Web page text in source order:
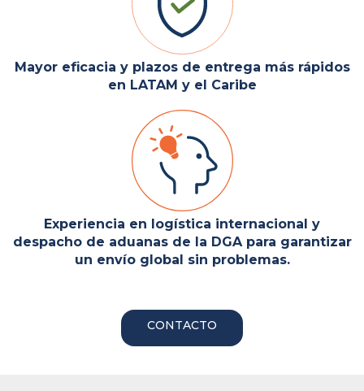
Mayor eficacia y plazos de entrega más rápidos
en LATAM y el Caribe
Experiencia en logística internacional y
despacho de aduanas de la DGA para garantizar
un envío global sin problemas.
CONTACTO